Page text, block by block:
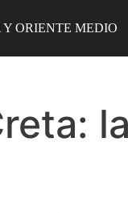
Y ORIENTE MEDIO